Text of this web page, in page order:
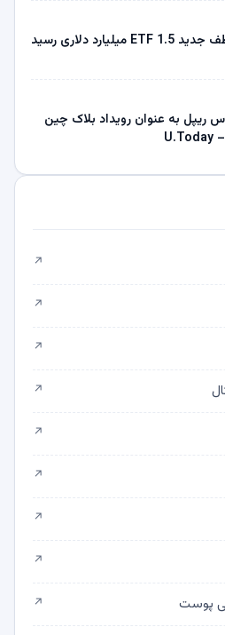
XRP به نقطه عطف جدید ETF 1.5 میلیارد دلاری رسید
ریپل به عنوان رویداد بلاک چین
↗
↗
↗
↗
↗
↗
↗
↗
پوست ↗